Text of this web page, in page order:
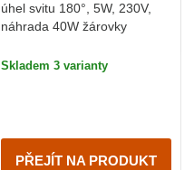
úhel svitu 180°, 5W, 230V,
náhrada 40W žárovky
Skladem 3 varianty
PŘEJÍT NA PRODUKT